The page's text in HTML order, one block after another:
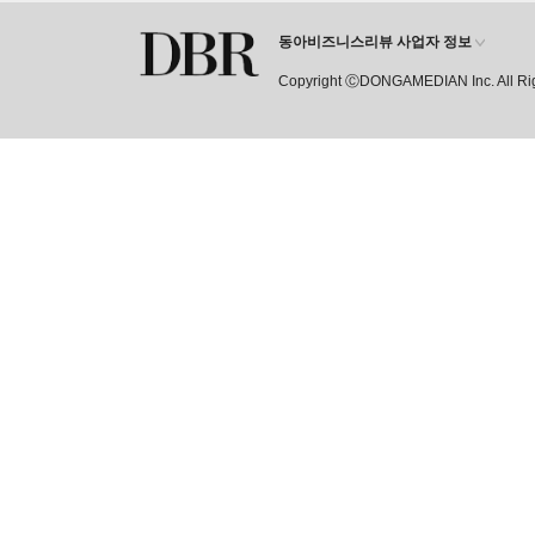
동아비즈니스리뷰 사업자 정보
Copyright ⒸDONGAMEDIAN Inc. All